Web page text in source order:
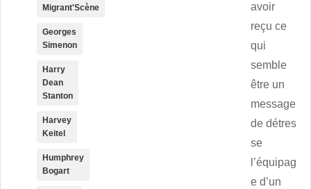
avoir
reçu ce
qui
semble
être un
message
de détres
se
l’équipag
e d’un
Migrant'Scène
Georges
Simenon
Harry
Dean
Stanton
Harvey
Keitel
Humphrey
Bogart